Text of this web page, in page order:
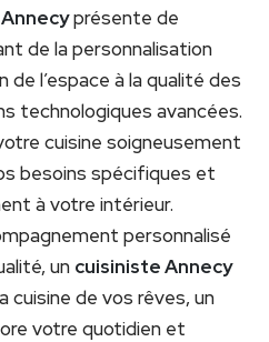
présente de
de la personnalisation
l’espace à la qualité des
technologiques avancées.
cuisine soigneusement
besoins spécifiques et
à votre intérieur.
personnalisé
un cuisiniste Annecy
cuisine de vos rêves, un
votre quotidien et